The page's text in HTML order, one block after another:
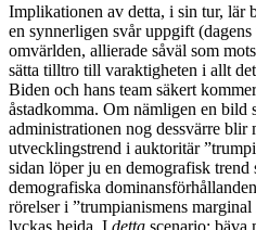
Implikationen av detta, i sin tur, lär
en synnerligen svår uppgift
omvärlden, allierade såväl som
sätta tilltro till varaktigheten i allt
Biden och hans team säkert
åstadkomma. Om nämligen en bild
administrationen nog dessvärre blir
utvecklingstrend i auktoritär
sidan löper ju en demografisk
demografiska
rörelser i ”trumpianismens
lyckas hejda. I detta scenario: bäva